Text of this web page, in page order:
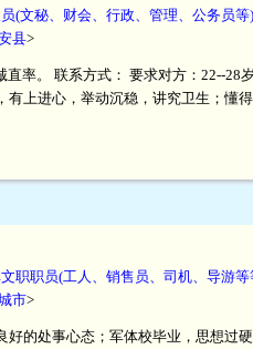
(文秘、财会、行政、管理、公务员等)
县>
率。 联系方式： 要求对方：22--28
上进心，举动沉稳，讲究卫生；懂
职职员(工人、销售员、司机、导游等
市>
的处事心态；军体校毕业，思想过